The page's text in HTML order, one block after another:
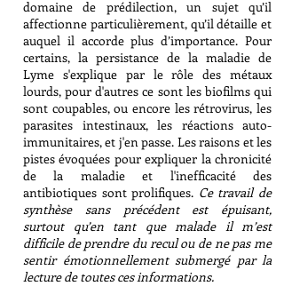
domaine de prédilection, un sujet qu’il
affectionne particulièrement, qu’il détaille et
auquel il accorde plus d’importance. Pour
certains, la persistance de la maladie de
Lyme s'explique par le rôle des métaux
lourds, pour d'autres ce sont les biofilms qui
sont coupables, ou encore les rétrovirus, les
parasites intestinaux, les réactions auto-
immunitaires, et j'en passe. Les raisons et les
pistes évoquées pour expliquer la chronicité
de la maladie et l'inefficacité des
antibiotiques sont prolifiques. Ce travail de
synthèse sans précédent est épuisant,
surtout qu’en tant que malade il m’est
difficile de prendre du recul ou de ne pas me
sentir émotionnellement submergé par la
lecture de toutes ces informations.